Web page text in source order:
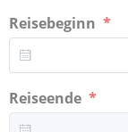
Reisebeginn
Reiseende